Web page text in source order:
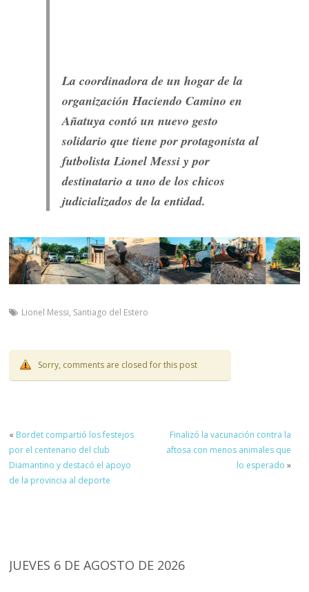
La coordinadora de un hogar de la
organización Haciendo Camino en
Añatuya contó un nuevo gesto
solidario que tiene por protagonista al
futbolista Lionel Messi y por
destinatario a uno de los chicos
judicializados de la entidad.
Lionel Messi, Santiago del Estero
Sorry, comments are closed for this post
« Bordet compartió los festejos
por el centenario del club
Diamantino y destacó el apoyo
de la provincia al deporte
Finalizó la vacunación contra la
aftosa con menos animales que
lo esperado »
JUEVES 6 DE AGOSTO DE 2026